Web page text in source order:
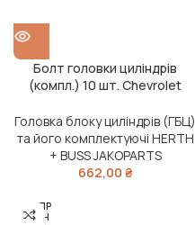
Болт головки циліндрів
(компл.) 10 шт. Chevrolet
Jakoparts)
Головка блоку циліндрів (ГБЦ)
та його комплектуючі HERTH
+ BUSS JAKOPARTS
662,00 ₴
РОЗПР
ОДАН